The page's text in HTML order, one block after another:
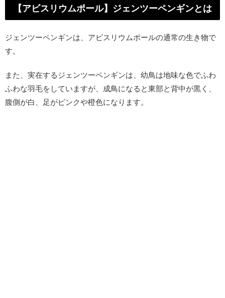
【アビスリウムポール】ジェンツーペンギンとは
ジェンツーペンギンは、アビスリウムポールの通常の生き物で
す。
また、実在するジェンツーペンギンは、幼鳥は地味な色でふわ
ふわな羽毛をしていますが、成鳥になると東部と背中が黒く、
腹側が白、足がピンクや橙色になります。